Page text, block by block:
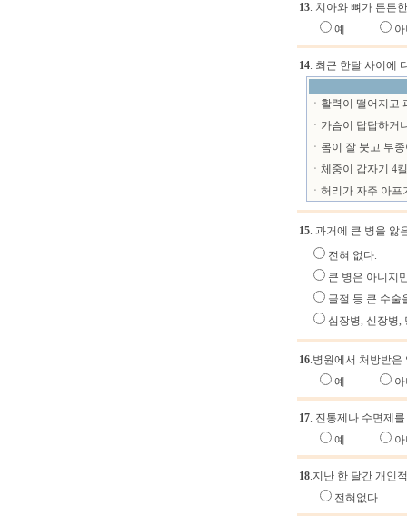
13. 치아와 뼈가 튼튼
예
14. 최근 한달 사이에
ㆍ활력이 떨어지고
ㆍ가슴이 답답하거
ㆍ몸이 잘 붓고 부
ㆍ체중이 갑자기 4
ㆍ허리가 자주 아
15. 과거에 큰 병을 앓
전혀 없다.
큰 병은 아니지
골절 등 큰 수술
심장병, 신장병,
16.병원에서 처방받은
예
17. 진통제나 수면제
예
18.지난 한 달간 개인
전혀없다